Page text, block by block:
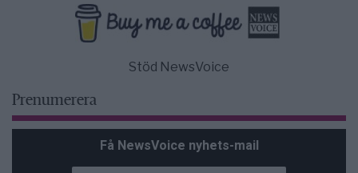
Stöd NewsVoice
Prenumerera
Få NewsVoice nyhets-mail